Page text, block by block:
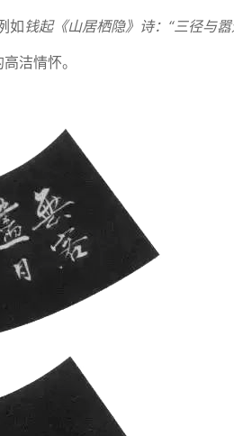
如钱起《山居栖隐》诗：“三径与
洁情怀。